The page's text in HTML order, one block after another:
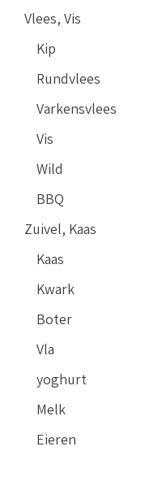
Vlees, Vis
Kip
Rundvlees
Varkensvlees
Vis
Wild
BBQ
Zuivel, Kaas
Kaas
Kwark
Boter
Vla
yoghurt
Melk
Eieren